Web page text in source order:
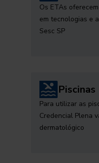
Os ETAs
em tecnologias e
Sesc SP
Piscinas
Para utilizar as
Credencial Plena
dermatológico